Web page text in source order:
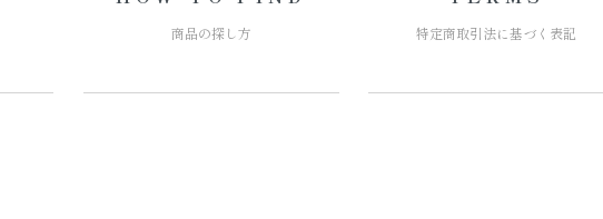
商品の探し方 特定商取引法に基づく表記